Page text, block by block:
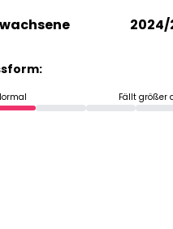
2024/
Fällt größer